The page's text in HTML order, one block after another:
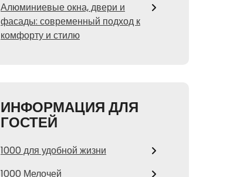
Алюминиевые окна, двери и
фасады: современный подход к
комфорту и стилю
ИНФОРМАЦИЯ ДЛЯ
ГОСТЕЙ
1000 для удобной жизни
1000 Мелочей